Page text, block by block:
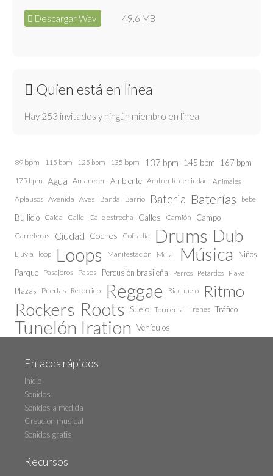
Descargar Wav 49.6 MB
Quien está en linea
Hay 253 invitados y ningún miembro en línea
89 bpm 115 bpm 125 bpm 135 bpm 137 bpm 145 bpm 167 bpm
175 bpm Agua Amanecer Ambiente Ambiente de ciudad Animales
Aplausos Avenida Aves Banda Barrio Bateria Baterías bebe
Bullicio Caida Calle Calle estrecha Calles Camión Campo
Carreteras Ciudad Coches Cofradía Drums Dub
Lluvia loop Loops Manifestación Metal Música
Niños
Parque Pasajeros Pasos Percusión brasileña Perros Petardos Playa
Plazas Puertas Recorrido Reggae Riachuelo Ritmo
Rockers Roots Suelo Tormenta Trenes Tráfico
Tunelón Iration Vehículos
Enlaces rápidos
Inicio
Sonidos
Sonidos a medida
Creación musical
Sonidos gratis
Recursos